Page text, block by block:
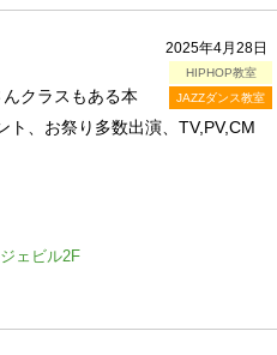
2025年4月28日
HIPHOP教室
JAZZダンス教室
クラスもある本
ト、お祭り多数出演、TV,PV,CM
ェビル2F